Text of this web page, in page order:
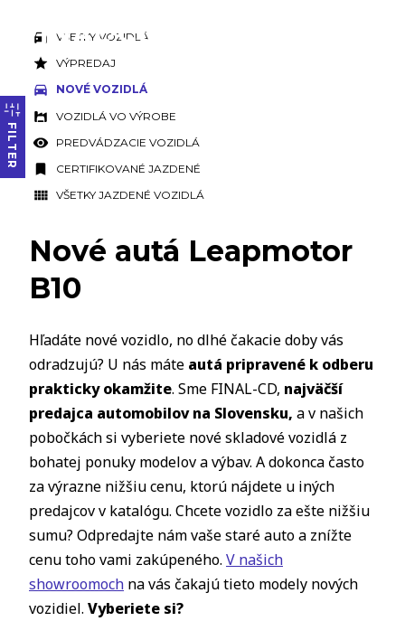
FILTER
VŠETKY VOZIDLÁ
VÝPREDAJ
NOVÉ VOZIDLÁ
VOZIDLÁ VO VÝROBE
PREDVÁDZACIE VOZIDLÁ
CERTIFIKOVANÉ JAZDENÉ
VŠETKY JAZDENÉ VOZIDLÁ
Nové autá Leapmotor
B10
Hľadáte nové vozidlo, no dlhé čakacie doby vás
odradzujú? U nás máte autá pripravené k odberu
prakticky okamžite. Sme FINAL-CD, najväčší
predajca automobilov na Slovensku, a v našich
pobočkách si vyberiete nové skladové vozidlá z
bohatej ponuky modelov a výbav. A dokonca často
za výrazne nižšiu cenu, ktorú nájdete u iných
predajcov v katalógu. Chcete vozidlo za ešte nižšiu
sumu? Odpredajte nám vaše staré auto a znížte
cenu toho vami zakúpeného. V našich
showroomoch na vás čakajú tieto modely nových
vozidiel. Vyberiete si?